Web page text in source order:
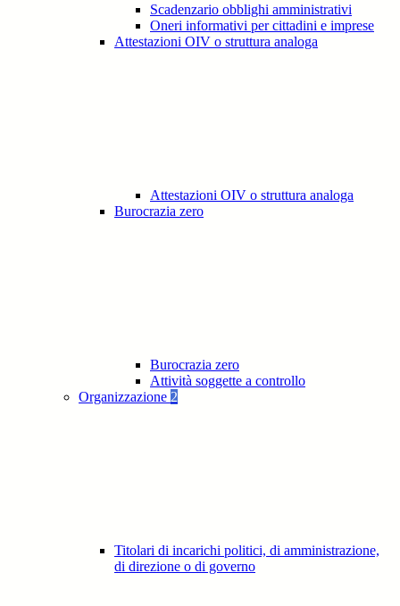
Scadenzario obblighi amministrativi
Oneri informativi per cittadini e imprese
Attestazioni OIV o struttura analoga
Attestazioni OIV o struttura analoga
Burocrazia zero
Burocrazia zero
Attività soggette a controllo
Organizzazione 2
Titolari di incarichi politici, di amministrazione,
di direzione o di governo